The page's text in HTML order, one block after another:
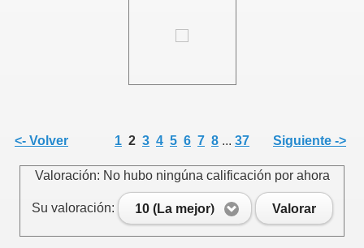
<- Volver 1 2 3 4 5 6 7 8 ... 37 Siguiente ->
Valoración: No hubo ningúna calificación por ahora
Su valoración: 10 (La mejor) Valorar